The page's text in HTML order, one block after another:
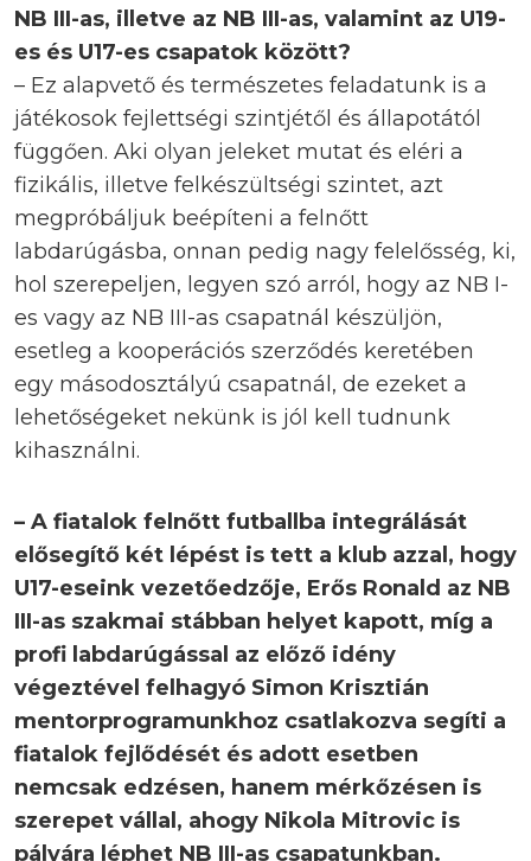
NB III-as, illetve az NB III-as, valamint az U19-
es és U17-es csapatok között?
– Ez alapvető és természetes feladatunk is a
játékosok fejlettségi szintjétől és állapotától
függően. Aki olyan jeleket mutat és eléri a
fizikális, illetve felkészültségi szintet, azt
megpróbáljuk beépíteni a felnőtt
labdarúgásba, onnan pedig nagy felelősség, ki,
hol szerepeljen, legyen szó arról, hogy az NB I-
es vagy az NB III-as csapatnál készüljön,
esetleg a kooperációs szerződés keretében
egy másodosztályú csapatnál, de ezeket a
lehetőségeket nekünk is jól kell tudnunk
kihasználni.
– A fiatalok felnőtt futballba integrálását
elősegítő két lépést is tett a klub azzal, hogy
U17-eseink vezetőedzője, Erős Ronald az NB
III-as szakmai stábban helyet kapott, míg a
profi labdarúgással az előző idény
végeztével felhagyó Simon Krisztián
mentorprogramunkhoz csatlakozva segíti a
fiatalok fejlődését és adott esetben
nemcsak edzésen, hanem mérkőzésen is
szerepet vállal, ahogy Nikola Mitrovic is
pályára léphet NB III-as csapatunkban.